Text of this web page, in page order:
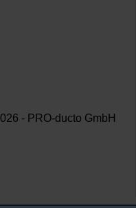
- PRO-ducto GmbH